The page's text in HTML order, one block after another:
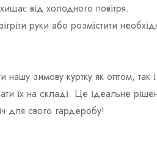
від холодного повітря.
руки або розмістити
нашу зимову куртку як оптом,
їх на складі. Це ідеальне
для свого гардеробу!